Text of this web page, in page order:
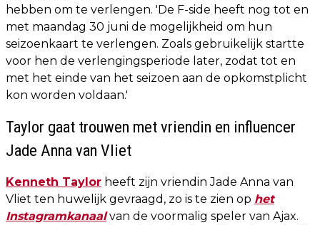
hebben om te verlengen. 'De F-side heeft nog tot en
met maandag 30 juni de mogelijkheid om hun
seizoenkaart te verlengen. Zoals gebruikelijk startte
voor hen de verlengingsperiode later, zodat tot en
met het einde van het seizoen aan de opkomstplicht
kon worden voldaan.'
Taylor gaat trouwen met vriendin en influencer
Jade Anna van Vliet
Kenneth Taylor heeft zijn vriendin Jade Anna van
Vliet ten huwelijk gevraagd, zo is te zien op het
Instagramkanaalvan de voormalig speler van Ajax.